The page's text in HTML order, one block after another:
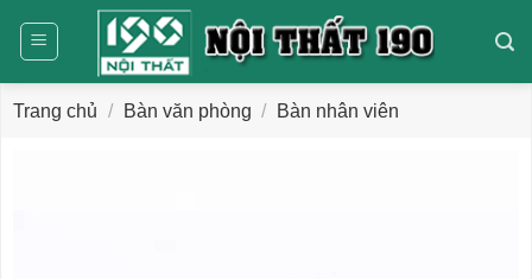
dung
Trang chủ / Bàn văn phòng / Bàn nhân viên